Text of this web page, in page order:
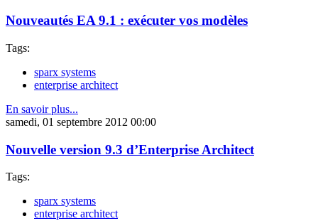
Nouveautés EA 9.1 : exécuter vos modèles
Tags:
sparx systems
enterprise architect
En savoir plus...
samedi, 01 septembre 2012 00:00
Nouvelle version 9.3 d’Enterprise Architect
Tags:
sparx systems
enterprise architect